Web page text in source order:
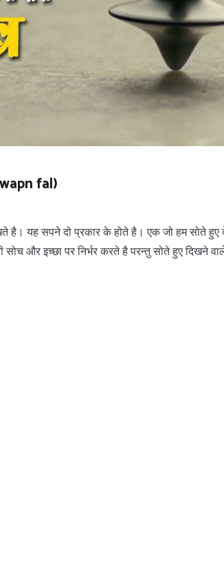
fal)
है। यह सपने दो प्रकार के होते है। एक जो हम सोते
और इच्छा पर निर्भर करते है परन्तु सोते हुए दिखने